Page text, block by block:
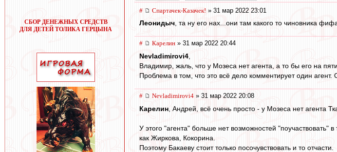
СБОР ДЕНЕЖНЫХ СРЕДСТВ
ДЛЯ ДЕТЕЙ ТОЛИКА ГЕРЦЫНА
# Спартачек-Казачек! » 31 мар 2022 23:01
Леонидыч, та ну его нах...они там какого то чиновника
# Карелин » 31 мар 2022 20:44
Nevladimirovi4
Владимир, жаль, что у Мозеса нет агента, а то бы его на
Проблема в том, что это всё дело комментирует один
# Nevladimirovi4 » 31 мар 2022 20:08
Карелин , Андрей, всё очень просто - у Мозеса нет агента
У этого "агента" больше нет возможностей
как Жиркова, Кокорина.
Поэтому Бакаеву стоит только посочувствовать и то отчасти.